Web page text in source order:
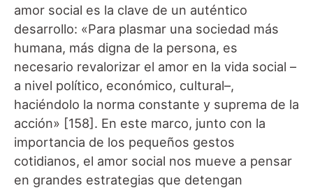
amor social es la clave de un auténtico
desarrollo: «Para plasmar una sociedad más
humana, más digna de la persona, es
necesario revalorizar el amor en la vida social –
a nivel político, económico, cultural–,
haciéndolo la norma constante y suprema de la
acción» [158]. En este marco, junto con la
importancia de los pequeños gestos
cotidianos, el amor social nos mueve a pensar
en grandes estrategias que detengan